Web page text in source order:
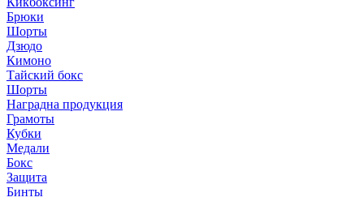
Брюки
Шорты
Дзюдо
Кимоно
Тайский бокс
Шорты
Наградна продукция
Грамоты
Кубки
Медали
Бокс
Защита
Бинты